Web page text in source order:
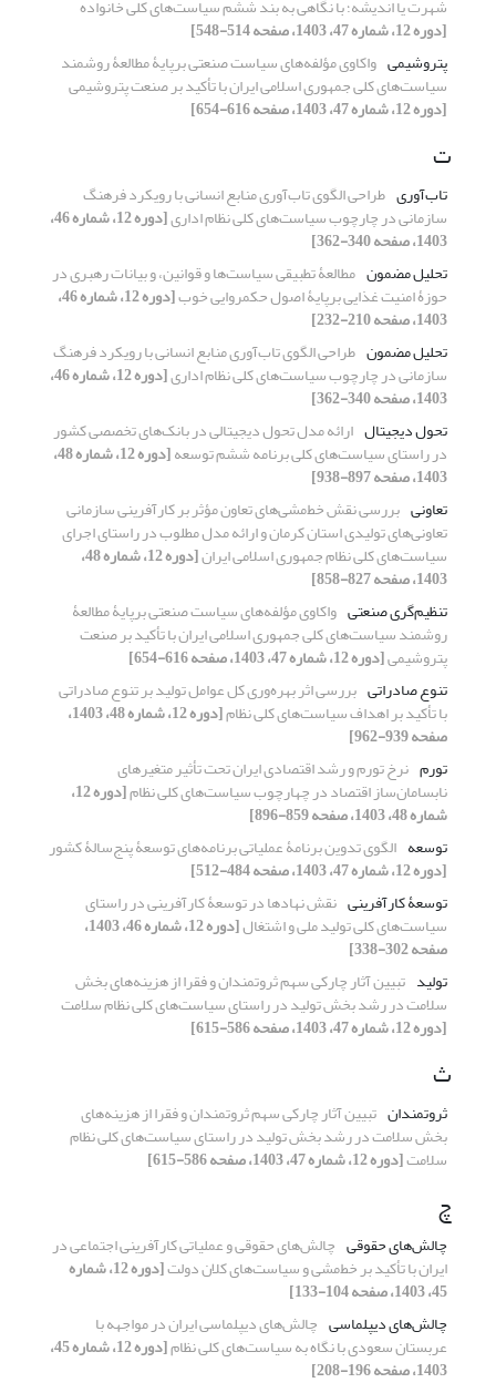
شهرت یا اندیشه؛ با نگاهی به بند ششم سیاست‌های کلی خانواده
[دوره 12، شماره 47، 1403، صفحه 514-548]
پتروشیمی واکاوی مؤلفه‌های سیاست‌ صنعتی برپایۀ مطالعۀ روشمند
سیاست‌های کلی جمهوری اسلامی ایران با تأکید بر صنعت پتروشیمی
[دوره 12، شماره 47، 1403، صفحه 616-654]
ت
تاب‌آوری طراحی الگوی تاب‌آوری منابع انسانی با رویکرد فرهنگ
سازمانی در چارچوب سیاست‌های کلی نظام اداری [دوره 12، شماره 46،
1403، صفحه 340-362]
تحلیل مضمون مطالعۀ تطبیقی سیاست‌ها و قوانین، و بیانات رهبری در
حوزۀ امنیت غذایی برپایۀ اصول حکمروایی خوب [دوره 12، شماره 46،
1403، صفحه 210-232]
تحلیل مضمون طراحی الگوی تاب‌آوری منابع انسانی با رویکرد فرهنگ
سازمانی در چارچوب سیاست‌های کلی نظام اداری [دوره 12، شماره 46،
1403، صفحه 340-362]
تحول دیجیتال ارائه مدل تحول دیجیتالی در بانک‌های تخصصی کشور
در راستای سیاست‌های کلی برنامه ششم توسعه [دوره 12، شماره 48،
1403، صفحه 897-938]
تعاونی بررسی نقش خط‌مشی‌های تعاون مؤثر بر کارآفرینی سازمانی
تعاونی‌های تولیدی استان کرمان و ارائه مدل مطلوب در راستای اجرای
سیاست‌های کلی نظام جمهوری اسلامی ایران [دوره 12، شماره 48،
1403، صفحه 827-858]
تنظیم‌گری صنعتی واکاوی مؤلفه‌های سیاست‌ صنعتی برپایۀ مطالعۀ
روشمند سیاست‌های کلی جمهوری اسلامی ایران با تأکید بر صنعت
پتروشیمی[دوره 12، شماره 47، 1403، صفحه 616-654]
تنوع صادراتی بررسی اثر بهره‌وری کل عوامل تولید بر تنوع صادراتی
با تأکید بر اهداف سیاست‌های کلی نظام [دوره 12، شماره 48، 1403،
صفحه 939-962]
تورم نرخ تورم و رشد اقتصادی ایران تحت تأثیر متغیرهای
نابسامان‌ساز اقتصاد در چهارچوب سیاست‌های کلی نظام [دوره 12،
شماره 48، 1403، صفحه 859-896]
توسعه الگوی تدوین برنامۀ عملیاتی برنامه‌های توسعۀ پنج‌سالۀ کشور
[دوره 12، شماره 47، 1403، صفحه 484-512]
توسعۀ کارآفرینی نقش نهادها در توسعۀ کارآفرینی در راستای
سیاست‌های کلی تولید ملی و اشتغال [دوره 12، شماره 46، 1403،
صفحه 302-338]
تولید تبیین آثار چارکی سهم ثروتمندان و فقرا از هزینه‌های بخش
سلامت در رشد بخش تولید در راستای سیاست‌های کلی نظام سلامت
[دوره 12، شماره 47، 1403، صفحه 586-615]
ث
ثروتمندان تبیین آثار چارکی سهم ثروتمندان و فقرا از هزینه‌های
بخش سلامت در رشد بخش تولید در راستای سیاست‌های کلی نظام
سلامت[دوره 12، شماره 47، 1403، صفحه 586-615]
چ
چالش‌‌های حقوقی چالش‌‌های حقوقی و عملیاتی کارآفرینی اجتماعی در
ایران با تأکید بر خط‌مشی و سیاست‌‌های کلان دولت [دوره 12، شماره
45، 1403، صفحه 104-133]
چالش‌های دیپلماسی چالش‌های دیپلماسی ایران در مواجهه با
عربستان سعودی با نگاه به سیاست‌های کلی نظام [دوره 12، شماره 45،
1403، صفحه 196-208]